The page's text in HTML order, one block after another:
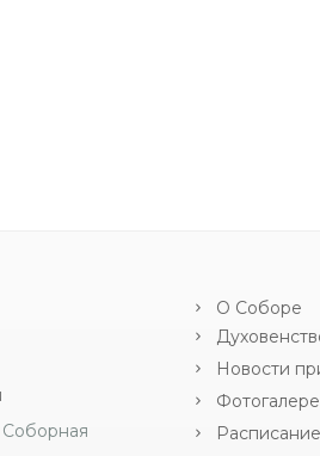
О Соборе
Новости
Расписание